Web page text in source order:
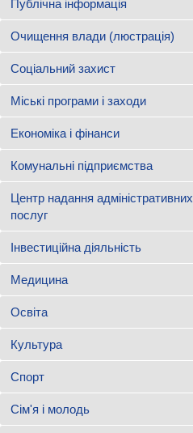
Публічна інформація
Очищення влади (люстрація)
Соціальний захист
Міські програми і заходи
Економіка і фінанси
Комунальні підприємства
Центр надання адміністративних
послуг
Інвестиційна діяльність
Медицина
Освіта
Культура
Спорт
Сім'я і молодь